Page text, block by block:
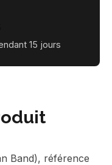
15 jours
Band), référence